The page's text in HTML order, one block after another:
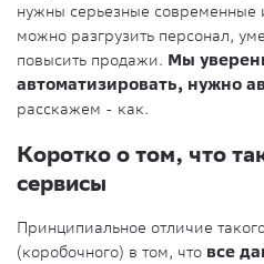
нужны серьезные
можно разгрузить персонал,
повысить продажи. Мы
автоматизировать, нужно
расскажем - как.
Коротко о том, что
сервисы
Принципиальное отличие
(коробочного) в том, что все